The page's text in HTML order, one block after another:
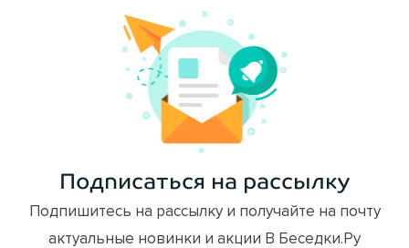
Подписаться на рассылку
Подпишитесь на рассылку и получайте на почту
актуальные новинки и акции В Беседки.Ру